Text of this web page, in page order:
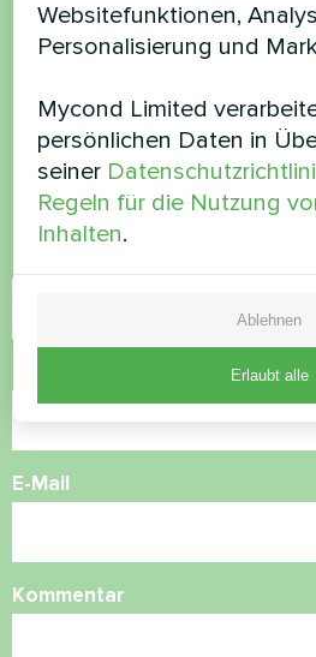
Möchten Sie
haben Sie
Kontaktieren Sie uns
helfen
E-Mail
Kommentar
Websitefunktionen,
Personalisierung und
Mycond Limited
persönlichen Daten in
seiner
Regeln für die Nutzung
Inhalten.
Ablehnen
Erlaubt alle